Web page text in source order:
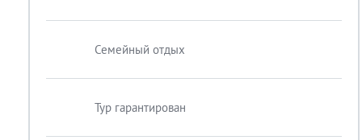
Семейный отдых
Тур гарантирован